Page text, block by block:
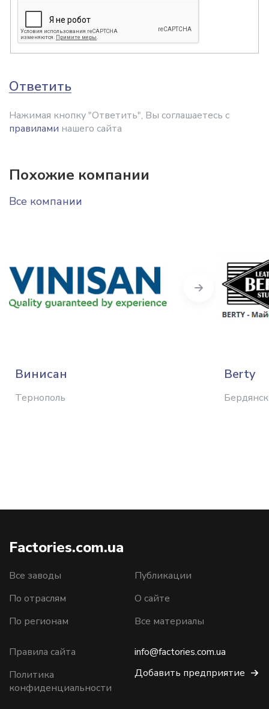
Ответить
Нажимая кнопку "Ответить", Вы соглашаетесь с
правилами нашего сайта
Похожие компании
Все компании
Винисан
Тернополь
Berty
Бердянск
Next
Factories.com.ua
Все заводы
По отраслям
По регионам
Публикации
О сайте
Все материалы
Правила сайта
Политика
конфиденциальности
info@factories.com.ua
Добавить предприятие